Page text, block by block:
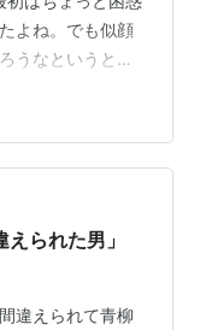
よね。でも似顔
うなというとこ
ではなくすこし
うのもいいか
なく食べてきた
食べようとした
子ちゃんが本当
られた男」
違えられて青柳